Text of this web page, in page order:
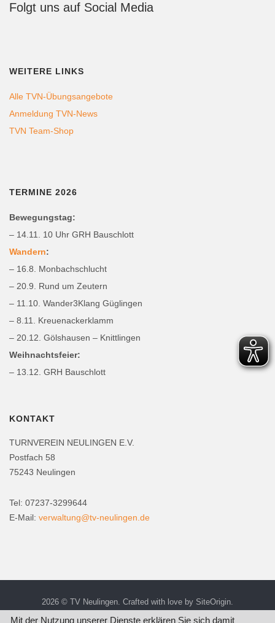
Folgt uns auf Social Media
WEITERE LINKS
Alle TVN-Übungsangebote
Anmeldung TVN-News
TVN Team-Shop
TERMINE 2026
Bewegungstag:
– 14.11. 10 Uhr GRH Bauschlott
Wandern:
– 16.8. Monbachschlucht
– 20.9. Rund um Zeutern
– 11.10. Wander3Klang Güglingen
– 8.11. Kreuenackerklamm
– 20.12. Gölshausen – Knittlingen
Weihnachtsfeier:
– 13.12. GRH Bauschlott
KONTAKT
TURNVEREIN NEULINGEN E.V.
Postfach 58
75243 Neulingen
Tel: 07237-3299644
E-Mail: verwaltung@tv-neulingen.de
2026 © TV Neulingen. Crafted with love by SiteOrigin.
Mit der Nutzung unserer Dienste erklären Sie sich damit